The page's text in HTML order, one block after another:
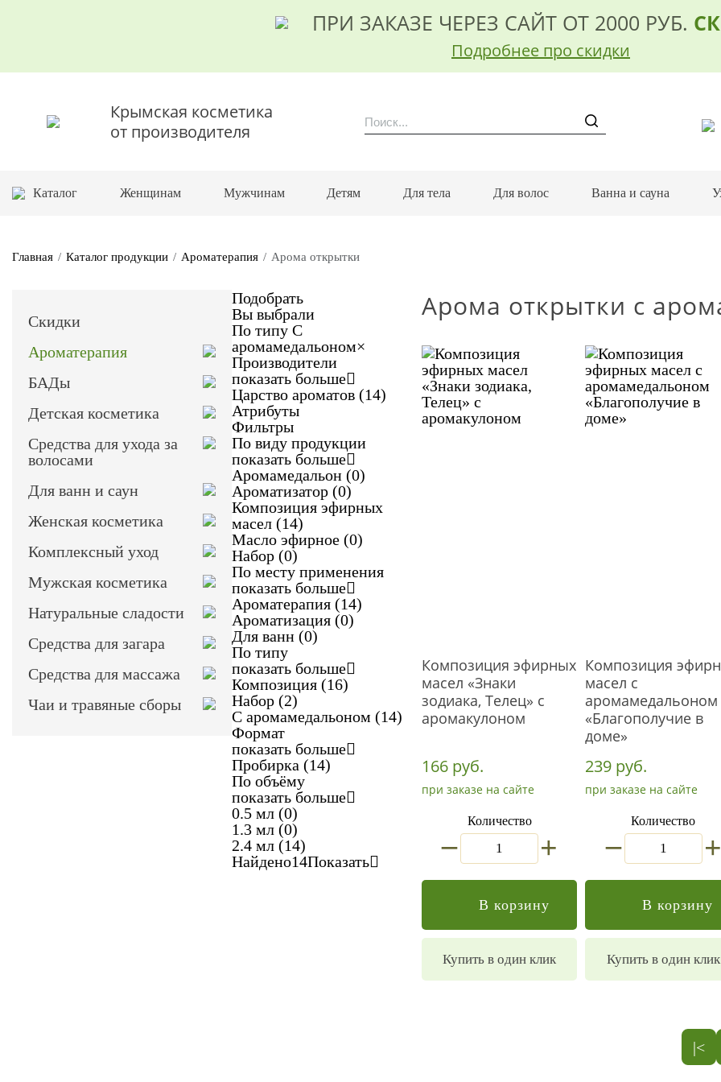
ПРИ ЗАКАЗЕ ЧЕРЕЗ САЙТ ОТ 2000 РУБ.
Подробнее про скидки
Крымская косметика
от производителя
Каталог Женщинам Мужчинам Детям Для тела Для волос Ванна и сауна
Главная Каталог продукции Ароматерапия Арома открытки
Скидки
Ароматерапия
БАДы
Детская косметика
Средства для ухода за
волосами
Для ванн и саун
Женская косметика
Комплексный уход
Мужская косметика
Натуральные сладости
Средства для загара
Средства для массажа
Чаи и травяные сборы
Подобрать
Вы выбрали
По типу С
аромамедальоном×
Производители
показать больше
Царство ароматов (14)
Атрибуты
Фильтры
По виду продукции
показать больше
Аромамедальон (0)
Ароматизатор (0)
Композиция эфирных
масел (14)
Масло эфирное (0)
Набор (0)
По месту применения
показать больше
Ароматерапия (14)
Ароматизация (0)
Для ванн (0)
По типу
показать больше
Композиция (16)
Набор (2)
С аромамедальоном (14)
Формат
показать больше
Пробирка (14)
По объёму
показать больше
0.5 мл (0)
1.3 мл (0)
2.4 мл (14)
Найдено14Показать
Арома открытки с
Композиция эфирных
масел «Знаки
зодиака, Телец» с
аромакулоном
166 руб.
при заказе на сайте
Количество
+
В корзину
Купить в один клик
Композиция
масел с
аромамедальоном
«Благополучие в
доме»
239 руб.
при заказе на сайте
Количество
В корзину
Купить в один клик
|<